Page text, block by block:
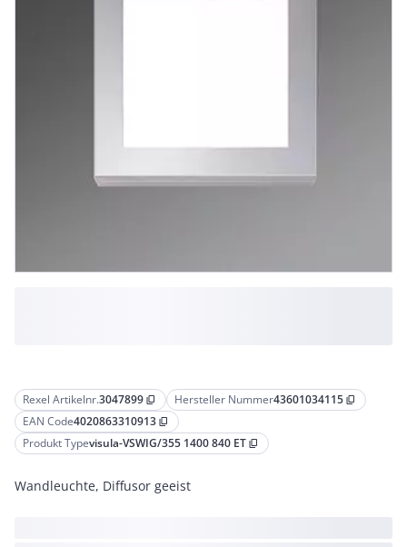
Rexel Artikelnr.3047899 content_copy Hersteller Nummer43601034115 content_copy
EAN Code4020863310913 content_copy
Produkt Typevisula-VSWIG/355 1400 840 ET content_copy
Wandleuchte, Diffusor geeist